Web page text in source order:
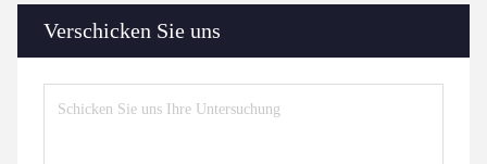
Verschicken Sie uns